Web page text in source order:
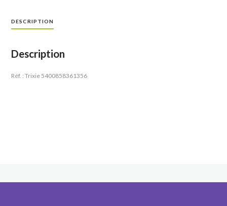
DESCRIPTION
Description
Réf. : Trixie 5400858361356